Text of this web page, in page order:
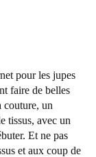
pour les jupes
faire de belles
couture, un
tissus, avec un
Et ne pas
et aux coup de